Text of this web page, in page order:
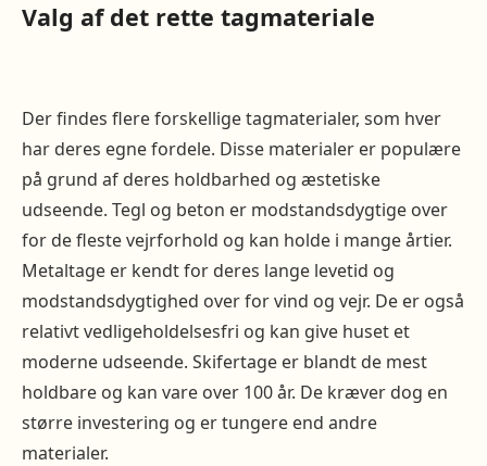
Valg af det rette tagmateriale
Der findes flere forskellige tagmaterialer, som hver
har deres egne fordele. Disse materialer er populære
på grund af deres holdbarhed og æstetiske
udseende. Tegl og beton er modstandsdygtige over
for de fleste vejrforhold og kan holde i mange årtier.
Metaltage er kendt for deres lange levetid og
modstandsdygtighed over for vind og vejr. De er også
relativt vedligeholdelsesfri og kan give huset et
moderne udseende. Skifertage er blandt de mest
holdbare og kan vare over 100 år. De kræver dog en
større investering og er tungere end andre
materialer.